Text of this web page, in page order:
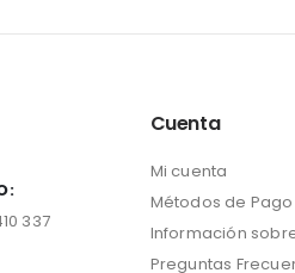
337
Cuenta
Mi cuenta
Métodos de Pago
Información
Preguntas